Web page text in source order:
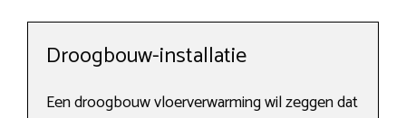
Droogbouw-installatie
Een droogbouw vloerverwarming wil zeggen dat